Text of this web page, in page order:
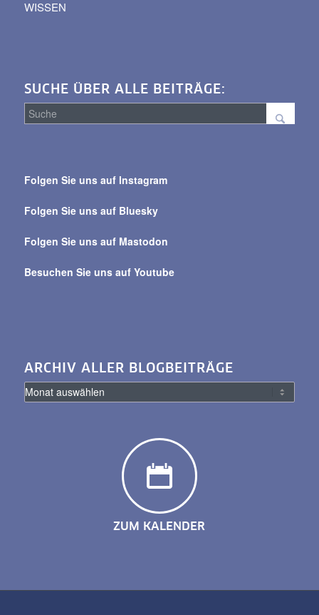
WISSEN
SUCHE ÜBER ALLE BEITRÄGE:
alle
Folgen Sie uns auf Instagram
Folgen Sie uns auf Bluesky
Folgen Sie uns auf Mastodon
Besuchen Sie uns auf Youtube
ARCHIV ALLER BLOGBEITRÄGE
ZUM KALENDER